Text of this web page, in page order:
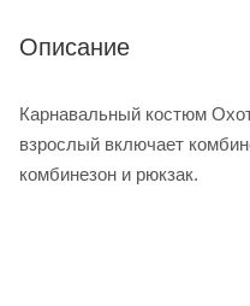
Описание
Карнавальный костюм
взрослый включает
комбинезон и рюкзак.